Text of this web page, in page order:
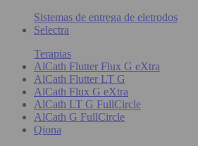
Sistemas de entrega de eletrodos
Selectra
Terapias
AlCath Flutter Flux G eXtra
AlCath Flutter LT G
AlCath Flux G eXtra
AlCath LT G FullCircle
AlCath G FullCircle
Qiona